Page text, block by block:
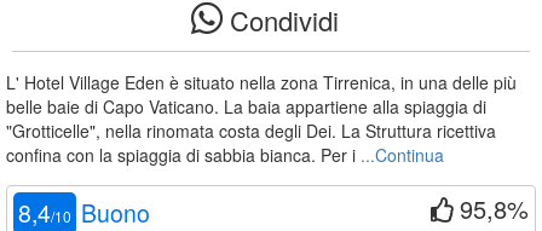
Condividi
L' Hotel Village Eden è situato nella zona Tirrenica, in una delle più
belle baie di Capo Vaticano. La baia appartiene alla spiaggia di
"Grotticelle", nella rinomata costa degli Dei. La Struttura ricettiva
confina con la spiaggia di sabbia bianca. Per i ...Continua
8,4/10 Buono 95,8%